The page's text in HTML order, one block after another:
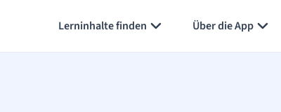
Lerninhalte finden Über die App